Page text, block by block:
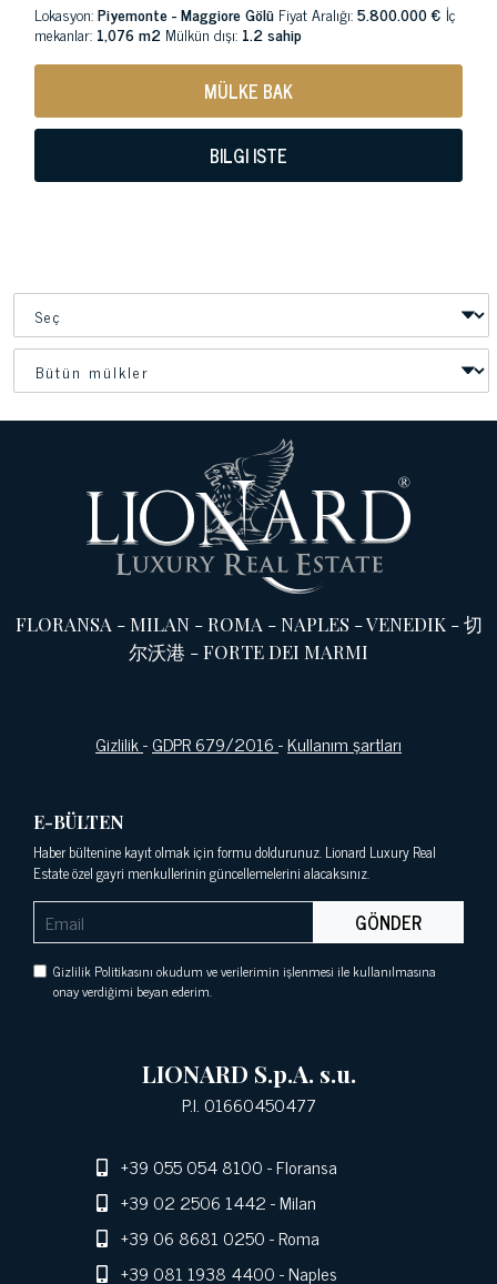
Lokasyon:Piyemonte - Maggiore Gölü Fiyat Aralığı:5.800.000 € İç
mekanlar: 1,076 m2 Mülkün dışı: 1.2 sahip
MÜLKE BAK
BILGI ISTE
FLORANSA -MILAN-ROMA -NAPLES -VENEDIK-切
尔沃港 -FORTE DEI MARMI
Gizlilik-GDPR 679/2016-Kullanım şartları
E-BÜLTEN
Haber bültenine kayıt olmak için formu doldurunuz. Lionard Luxury Real
Estate özel gayri menkullerinin güncellemelerini alacaksınız.
GÖNDER
Gizlilik Politikasını okudum ve verilerimin işlenmesi ile kullanılmasına
onay verdiğimi beyan ederim.
LIONARD S.p.A. s.u.
P.I. 01660450477
+39 055 054 8100- Floransa
+39 02 2506 1442- Milan
+39 06 8681 0250- Roma
+39 081 1938 4400- Naples